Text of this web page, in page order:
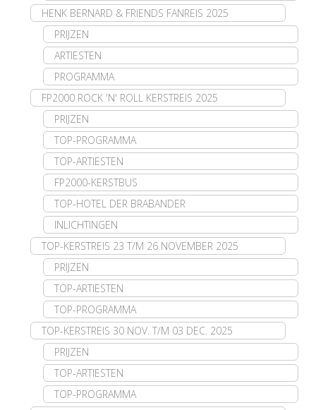
HENK BERNARD & FRIENDS FANREIS 2025
PRIJZEN
ARTIESTEN
PROGRAMMA
FP2000 ROCK 'N' ROLL KERSTREIS 2025
PRIJZEN
TOP-PROGRAMMA
TOP-ARTIESTEN
FP2000-KERSTBUS
TOP-HOTEL DER BRABANDER
INLICHTINGEN
TOP-KERSTREIS 23 T/M 26 NOVEMBER 2025
PRIJZEN
TOP-ARTIESTEN
TOP-PROGRAMMA
TOP-KERSTREIS 30 NOV. T/M 03 DEC. 2025
PRIJZEN
TOP-ARTIESTEN
TOP-PROGRAMMA